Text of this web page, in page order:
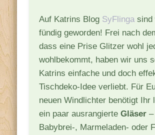
Auf Katrins Blog SyFlingasind
fündig geworden! Frei nach
dass eine Prise Glitzer wohl
wohlbekommt, haben wir uns
Katrins einfache und doch
Tischdeko-Idee verliebt. Für
neuen Windlichter benötigt Ihr
ein paar ausrangierteGläser
Babybrei-, Marmeladen- oder